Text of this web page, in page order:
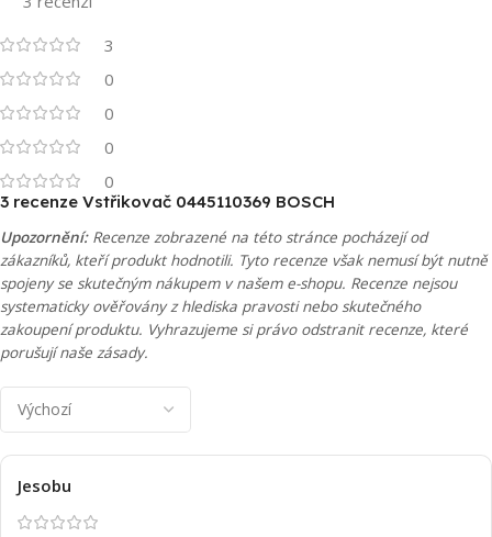
3
0
0
0
0
3 recenze Vstřikovač 0445110369 BOSCH
Upozornění:Recenze zobrazené na této stránce pocházejí od
zákazníků, kteří produkt hodnotili. Tyto recenze však nemusí být nutně
spojeny se skutečným nákupem v našem e-shopu. Recenze nejsou
systematicky ověřovány z hlediska pravosti nebo skutečného
zakoupení produktu. Vyhrazujeme si právo odstranit recenze, které
porušují naše zásady.
Jesobu